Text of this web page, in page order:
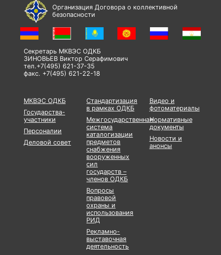
Организация Договора о коллективной
безопасности
Секретарь МКВЭС ОДКБ
ЗИНОВЬЕВ Виктор Серафимович
тел.+7(495) 621-37-35
факс. +7(495) 621-22-18
МКВЭС ОДКБ
Государства-
участники
Персоналии
Деловой совет
Стандартизация
в рамках ОДКБ
Межгосударственная
система
каталогизации
предметов
снабжения
вооруженных
сил
государств –
членов ОДКБ
Вопросы
правовой
охраны и
использования
РИД
Рекламно-
выставочная
деятельность
Видео и
фотоматериалы
Нормативные
документы
Новости и
анонсы